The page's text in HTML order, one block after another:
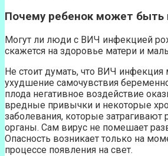
Почему ребенок может быть
Могут ли люди с ВИЧ инфекцией
скажется на здоровье матери и
Не стоит думать, что ВИЧ инфекция
ухудшение самочувствия
плода негативное воздействие
вредные привычки и некоторые
заболевания, которые затрагивают
органы. Сам вирус не помешает
Опасность возникает только на
процессе появления на свет.